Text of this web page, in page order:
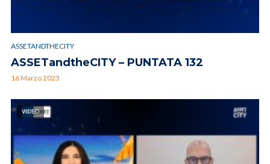
ASSETANDTHECITY
ASSETandtheCITY – PUNTATA 132
16 Marzo 2023
VIDEO